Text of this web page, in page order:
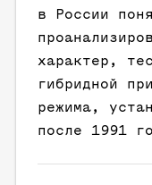
в России
характер,
гибридной
режима,
после 1991